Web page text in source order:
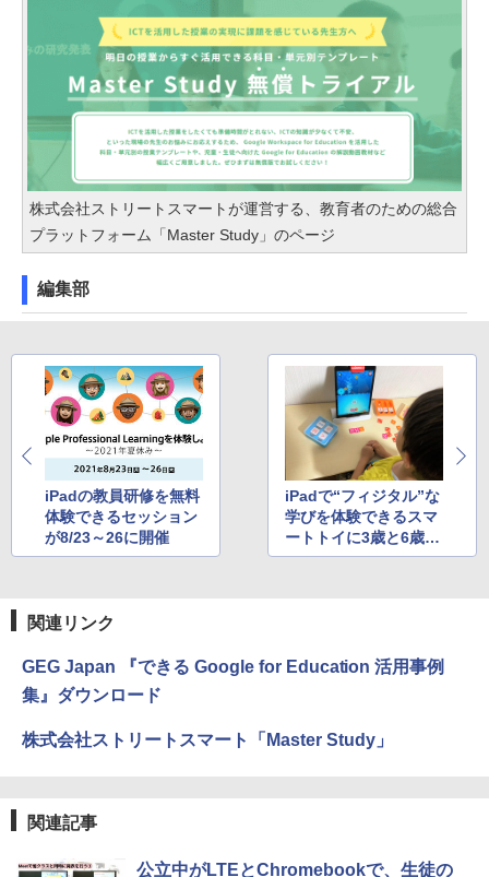
株式会社ストリートスマートが運営する、教育者のための総合
プラットフォーム「Master Study」のページ
編集部
iPadの教員研修を無料
体験できるセッション
が8/23～26に開催
iPadで“フィジタル”な
学びを体験できるスマ
ートトイに3歳と6歳が
チャレンジしてみた
関連リンク
GEG Japan 『できる Google for Education 活用事例
集』ダウンロード
株式会社ストリートスマート「Master Study」
関連記事
公立中がLTEとChromebookで、生徒の